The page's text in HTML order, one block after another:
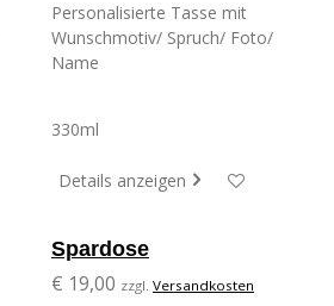
Personalisierte Tasse mit
Wunschmotiv/ Spruch/ Foto/
Name
330ml
Details anzeigen
Spardose
€ 19,00 zzgl. Versandkosten